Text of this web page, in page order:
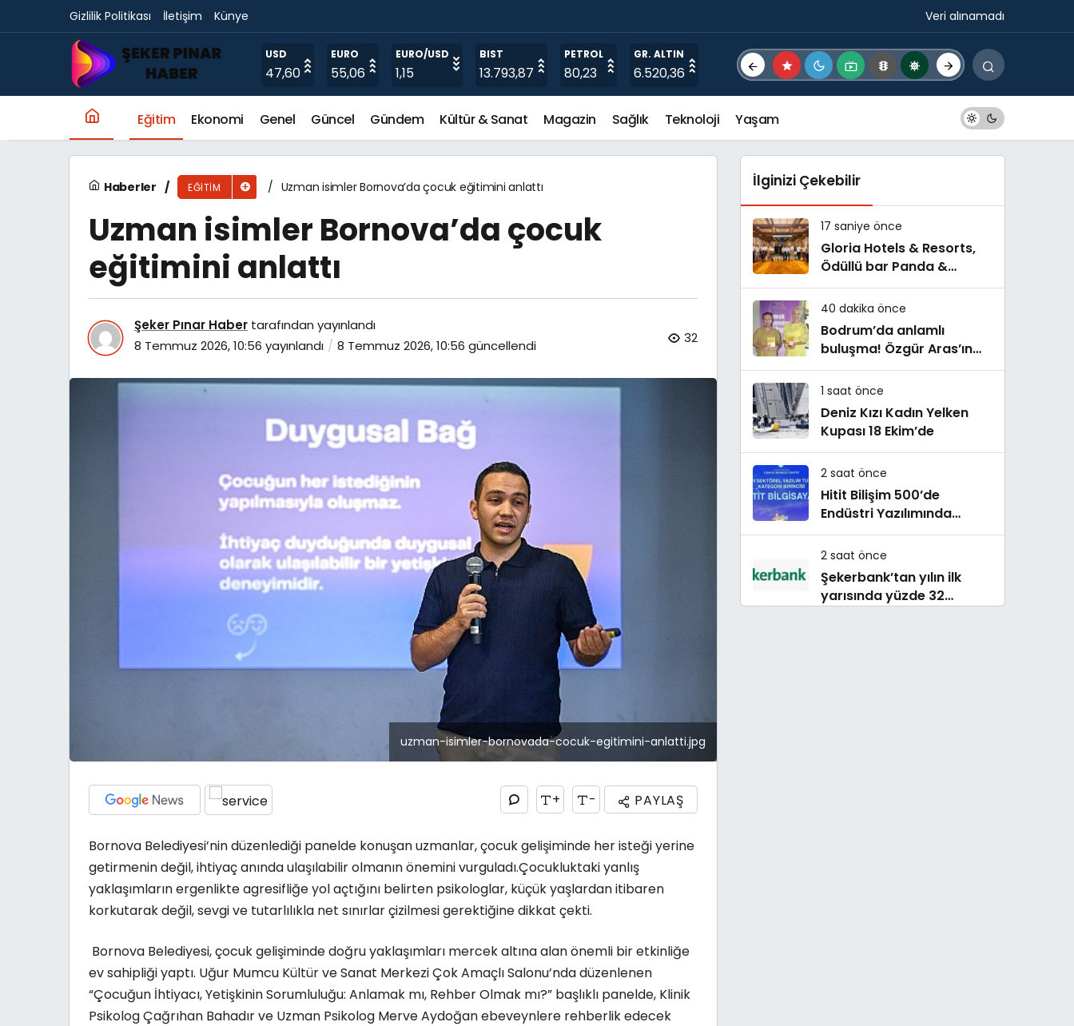
Gizlilik Politikası İletişim Künye Veri alınamadı
USD
47,60
EURO
55,06
EURO/USD
1,15
BIST
13.793,87
PETROL
80,23
GR. ALTIN
6.520,36
Eğitim Ekonomi Genel Güncel Gündem Kültür & Sanat Magazin Sağlık Teknoloji Yaşam
Haberler EĞITIM Uzman isimler Bornova’da çocuk eğitimini anlattı
Uzman isimler Bornova’da çocuk
eğitimini anlattı
Şeker Pınar Haber tarafından yayınlandı
8 Temmuz 2026, 10:56 yayınlandı 8 Temmuz 2026, 10:56 güncellendi 32
uzman-isimler-bornovada-cocuk-egitimini-anlatti.jpg
+ - PAYLAŞ
Bornova Belediyesi’nin düzenlediği panelde konuşan uzmanlar, çocuk gelişiminde her isteği yerine
getirmenin değil, ihtiyaç anında ulaşılabilir olmanın önemini vurguladı.Çocukluktaki yanlış
yaklaşımların ergenlikte agresifliğe yol açtığını belirten psikologlar, küçük yaşlardan itibaren
korkutarak değil, sevgi ve tutarlılıkla net sınırlar çizilmesi gerektiğine dikkat çekti.
Bornova Belediyesi, çocuk gelişiminde doğru yaklaşımları mercek altına alan önemli bir etkinliğe
ev sahipliği yaptı. Uğur Mumcu Kültür ve Sanat Merkezi Çok Amaçlı Salonu’nda düzenlenen
“Çocuğun İhtiyacı, Yetişkinin Sorumluluğu: Anlamak mı, Rehber Olmak mı?” başlıklı panelde, Klinik
Psikolog Çağrıhan Bahadır ve Uzman Psikolog Merve Aydoğan ebeveynlere rehberlik edecek
İlginizi Çekebilir
17 saniye önce
Gloria Hotels & Resorts,
Ödüllü bar Panda &
Sons ile unutulmaz bir
Miksoloji Gecesine İmza
Attı
40 dakika önce
Bodrum’da anlamlı
buluşma! Özgür Aras’ın
çok konuşulan kitabı yeni
baskısını Titanic Luxury
Collection Bodrum’da
kutladı
1 saat önce
Deniz Kızı Kadın Yelken
Kupası 18 Ekim’de
2 saat önce
Hitit Bilişim 500’de
Endüstri Yazılımında
Birinci Sırada
2 saat önce
Şekerbank’tan yılın ilk
yarısında yüzde 32
Gençler, Yazı Lise Medeniyet Akademileri’nde Karşıladı